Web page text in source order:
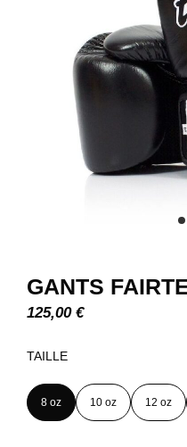
GANTS
125,00 €
TAILLE
8 oz 10 oz 12 oz